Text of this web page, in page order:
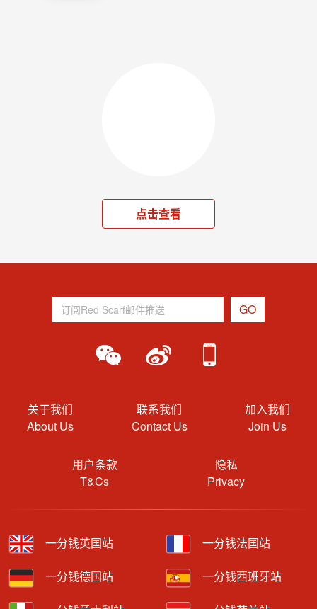
点击查看
关于我们
About Us
联系我们
Contact Us
加入我们
Join Us
用户条款
T&Cs
隐私
Privacy
一分钱英国站 一分钱法国站
一分钱德国站 一分钱西班牙站